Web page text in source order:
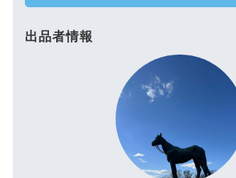
出品者情報